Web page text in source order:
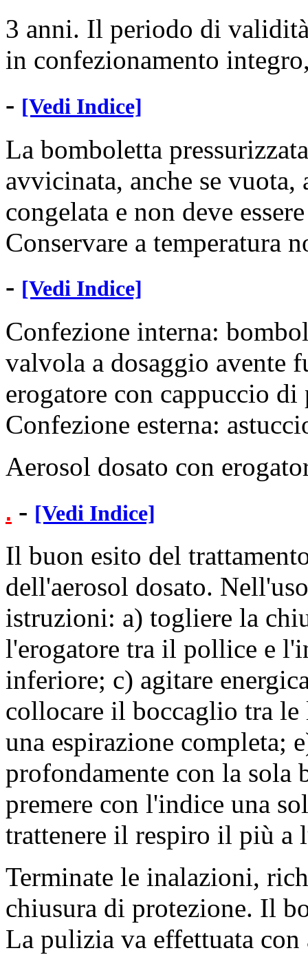
3 anni. Il periodo di
in confezionamento
- [Vedi Indice]
La bomboletta
avvicinata, anche se
congelata e non deve
Conservare a temperatura
- [Vedi Indice]
Confezione interna:
valvola a dosaggio avente
erogatore con cappuccio
Confezione esterna:
Aerosol dosato con
. - [Vedi Indice]
Il buon esito del
dell'aerosol dosato.
istruzioni: a) togliere la
l'erogatore tra il pollice e
inferiore; c) agitare
collocare il boccaglio tra le
una espirazione completa;
profondamente con la sola
premere con l'indice una
trattenere il respiro il più a
Terminate le inalazioni,
chiusura di protezione. Il
La pulizia va effettuata